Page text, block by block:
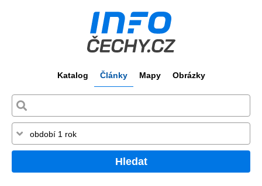
Katalog Články Mapy Obrázky
Hledat